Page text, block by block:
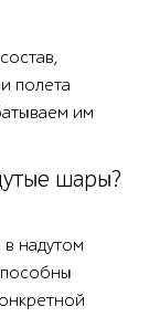
полета
им
шары?
надутом